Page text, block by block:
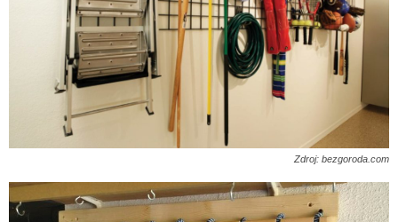
Zdroj: bezgoroda.com